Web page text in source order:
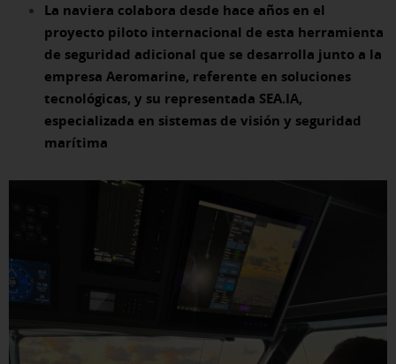
La naviera colabora desde hace años en el
proyecto piloto internacional de esta herramienta
de seguridad adicional que se desarrolla junto a la
empresa Aeromarine, referente en soluciones
tecnológicas, y su representada SEA.IA,
especializada en sistemas de visión y seguridad
marítima